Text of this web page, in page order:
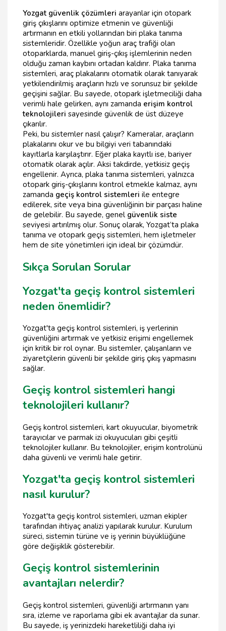
Yozgat güvenlik çözümleri arayanlar için otopark
giriş çıkışlarını optimize etmenin ve güvenliği
artırmanın en etkili yollarından biri plaka tanıma
sistemleridir. Özellikle yoğun araç trafiği olan
otoparklarda, manuel giriş-çıkış işlemlerinin neden
olduğu zaman kaybını ortadan kaldırır. Plaka tanıma
sistemleri, araç plakalarını otomatik olarak tanıyarak
yetkilendirilmiş araçların hızlı ve sorunsuz bir şekilde
geçişini sağlar. Bu sayede, otopark işletmeciliği daha
verimli hale gelirken, aynı zamanda erişim kontrol
teknolojileri sayesinde güvenlik de üst düzeye
çıkarılır.
Peki, bu sistemler nasıl çalışır? Kameralar, araçların
plakalarını okur ve bu bilgiyi veri tabanındaki
kayıtlarla karşılaştırır. Eğer plaka kayıtlı ise, bariyer
otomatik olarak açılır. Aksi takdirde, yetkisiz geçiş
engellenir. Ayrıca, plaka tanıma sistemleri, yalnızca
otopark giriş-çıkışlarını kontrol etmekle kalmaz, aynı
zamanda geçiş kontrol sistemleri ile entegre
edilerek, site veya bina güvenliğinin bir parçası haline
de gelebilir. Bu sayede, genel güvenlik siste
seviyesi artırılmış olur. Sonuç olarak, Yozgat’ta plaka
tanıma ve otopark geçiş sistemleri, hem işletmeler
hem de site yönetimleri için ideal bir çözümdür.
Sıkça Sorulan Sorular
Yozgat'ta geçiş kontrol sistemleri
neden önemlidir?
Yozgat'ta geçiş kontrol sistemleri, iş yerlerinin
güvenliğini artırmak ve yetkisiz erişimi engellemek
için kritik bir rol oynar. Bu sistemler, çalışanların ve
ziyaretçilerin güvenli bir şekilde giriş çıkış yapmasını
sağlar.
Geçiş kontrol sistemleri hangi
teknolojileri kullanır?
Geçiş kontrol sistemleri, kart okuyucular, biyometrik
tarayıcılar ve parmak izi okuyucuları gibi çeşitli
teknolojiler kullanır. Bu teknolojiler, erişim kontrolünü
daha güvenli ve verimli hale getirir.
Yozgat'ta geçiş kontrol sistemleri
nasıl kurulur?
Yozgat'ta geçiş kontrol sistemleri, uzman ekipler
tarafından ihtiyaç analizi yapılarak kurulur. Kurulum
süreci, sistemin türüne ve iş yerinin büyüklüğüne
göre değişiklik gösterebilir.
Geçiş kontrol sistemlerinin
avantajları nelerdir?
Geçiş kontrol sistemleri, güvenliği artırmanın yanı
sıra, izleme ve raporlama gibi ek avantajlar da sunar.
Bu sayede, iş yerinizdeki hareketliliği daha iyi